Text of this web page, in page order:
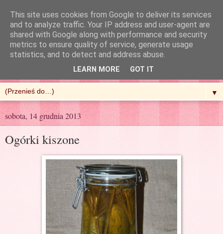
R'n'G Kitchen
▼
sobota, 14 grudnia 2013
Ogórki kiszone
This site uses cookies from Google to deliver its services
and to analyze traffic. Your IP address and user-agent are
shared with Google along with performance and security
metrics to ensure quality of service, generate usage
statistics, and to detect and address abuse.
LEARN MORE GOT IT